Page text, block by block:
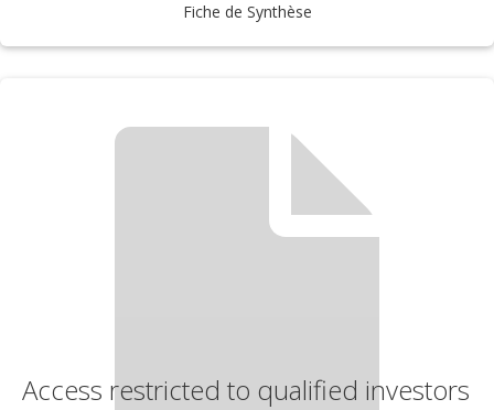
Fiche de Synthèse
Access restricted to qualified investors